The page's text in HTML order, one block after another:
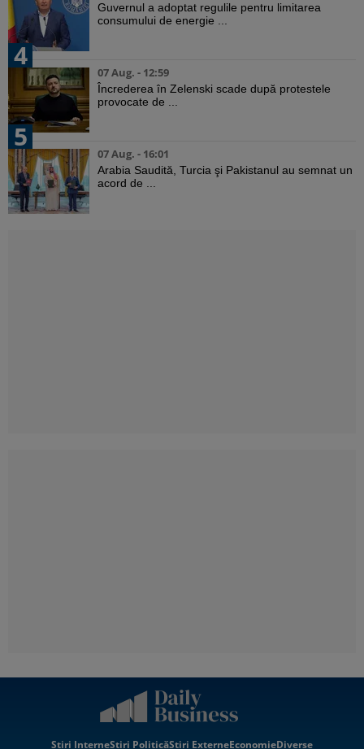
Guvernul a adoptat regulile pentru limitarea
consumului de energie ...
4
07 Aug. - 12:59
Încrederea în Zelenski scade după protestele
provocate de ...
5
07 Aug. - 16:01
Arabia Saudită, Turcia şi Pakistanul au semnat un
acord de ...
Știri InterneȘtiri PoliticăȘtiri ExterneEconomieDiverse